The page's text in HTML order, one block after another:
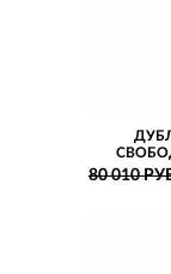
80 010